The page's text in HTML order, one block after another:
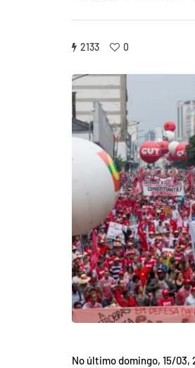
2133 0
No último domingo, 15/03,